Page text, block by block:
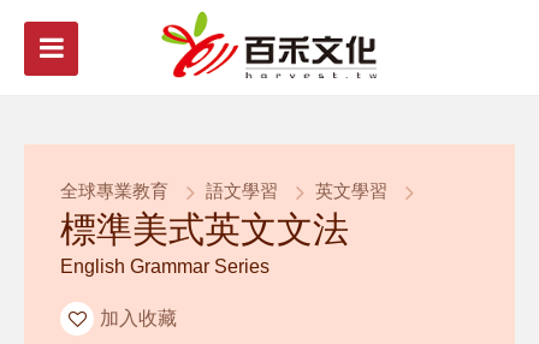
全球專業教育 語文學習 英文學習
標準美式英文文法
English Grammar Series
加入收藏